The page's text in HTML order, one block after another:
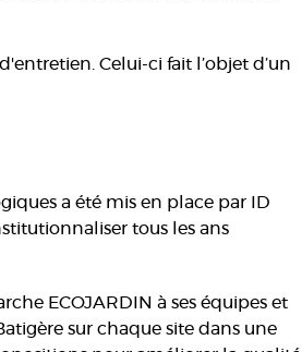
Celui-ci fait l’objet d’un
a été mis en place par ID
tous les ans
ECOJARDIN à ses équipes et
sur chaque site dans une